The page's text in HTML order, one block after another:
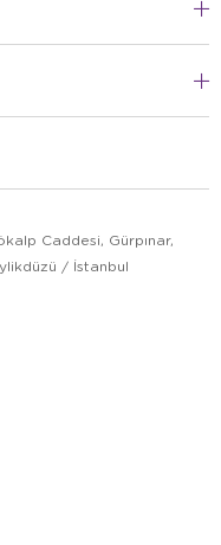
Caddesi, Gürpınar,
/ İstanbul